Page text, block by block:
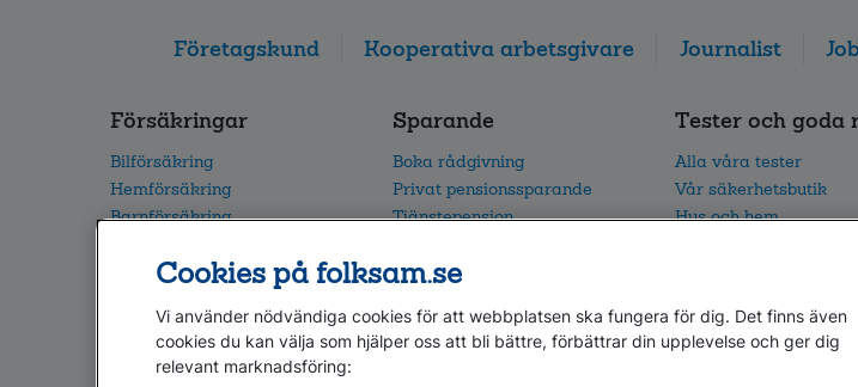
Företagskund Kooperativa arbetsgivare Journalist
Försäkringar
Bilförsäkring
Hemförsäkring
Barnförsäkring
Alla försäkringar
Sparande
Boka rådgivning
Privat pensionssparande
Tjänstepension
Flytta din pension
Tester och goda
Alla våra tester
Vår säkerhetsbutik
Hus och hem
Cookies på folksam.se
Vi använder nödvändiga cookies för att webbplatsen ska fungera för dig. Det finns även
cookies du kan välja som hjälper oss att bli bättre, förbättrar din upplevelse och ger dig
relevant marknadsföring: